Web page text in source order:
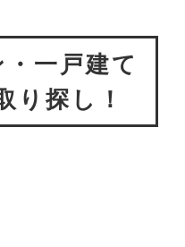
一戸建て
り探し！